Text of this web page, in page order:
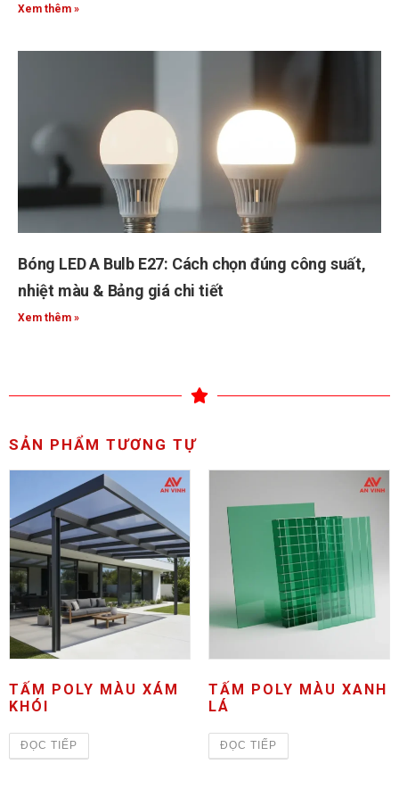
Xem thêm »
Bóng LED A Bulb E27: Cách chọn đúng công suất,
nhiệt màu & Bảng giá chi tiết
Xem thêm »
SẢN PHẨM TƯƠNG TỰ
TẤM POLY MÀU XÁM
KHÓI
ĐỌC TIẾP
TẤM POLY MÀU XANH
LÁ
ĐỌC TIẾP